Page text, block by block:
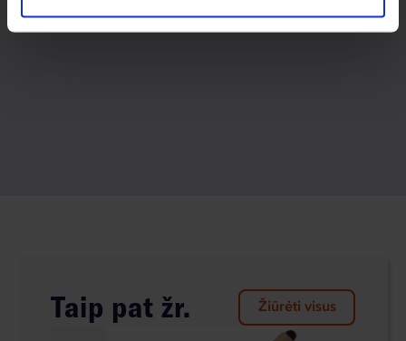
Taip pat žr. Žiūrėti visus